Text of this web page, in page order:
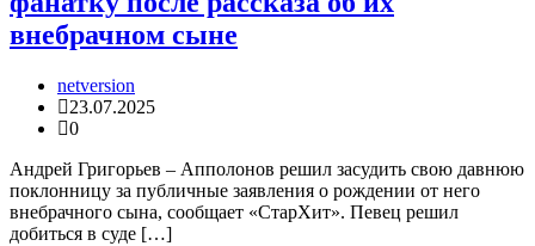
внебрачном сыне
netversion
23.07.2025
0
Андрей Григорьев – Апполонов решил засудить свою давнюю
поклонницу за публичные заявления о рождении от него
внебрачного сына, сообщает «СтарХит». Певец решил
добиться в суде […]